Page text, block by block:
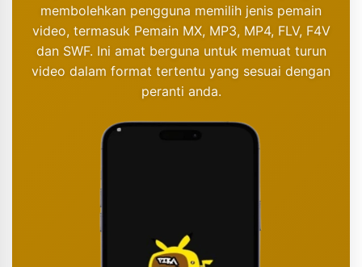
membolehkan pengguna memilih jenis pemain
video, termasuk Pemain MX, MP3, MP4, FLV, F4V
dan SWF. Ini amat berguna untuk memuat turun
video dalam format tertentu yang sesuai dengan
peranti anda.